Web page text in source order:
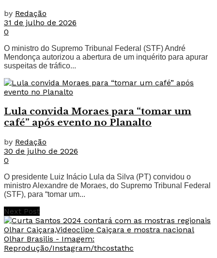
by Redação
31 de julho de 2026
0
O ministro do Supremo Tribunal Federal (STF) André
Mendonça autorizou a abertura de um inquérito para apurar
suspeitas de tráfico...
Lula convida Moraes para “tomar um
café” após evento no Planalto
by Redação
30 de julho de 2026
0
O presidente Luiz Inácio Lula da Silva (PT) convidou o
ministro Alexandre de Moraes, do Supremo Tribunal Federal
(STF), para “tomar um...
Next Post